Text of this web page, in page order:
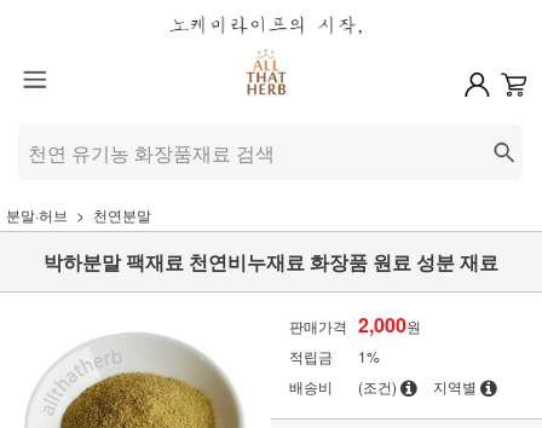
분말·허브 천연분말
박하분말 팩재료 천연비누재료 화장품 원료 성분 재료
판매가격 2,000원
적립금
1%
배송비
(조건) 지역별